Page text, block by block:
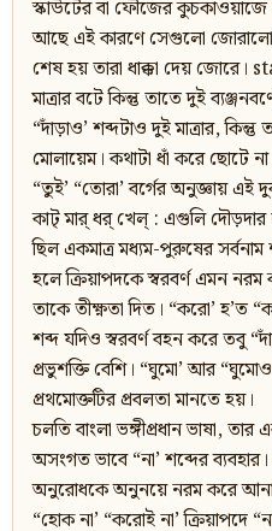
স্কাউটের বা ফৌজের
আছে এই কারণে সেগুলো জোরালো
শেষ হয় তারা ধাক্কা দেয়
মাত্রার বটে কিন্তু তাতে দুই
“দাঁড়াও’ শব্দটাও দুই মাত্রার,
মোলায়েম। কথাটা ধাঁ করে ছোটে
“তুই’ “তোরা’ বর্গের অনুজ্ঞায়
কাট্‌ মার্‌ ধর্‌ খেল্‌ : এগুলি দৌড়দার
ছিল একমাত্র মধ্যম-পুরুষের
হলে ক্রিয়াপদকে স্বরবর্ণ এমন নরম
তাকে তীক্ষ্ণতা দিত। “করো’ হ’ত
শব্দ যদিও স্বরবর্ণ বহন করে তবু
প্রভুশক্তি বেশি। “ঘুমো’ আর
প্রথমোক্তটির প্রবলতা মানতে হয়।
চলতি বাংলা ভঙ্গীপ্রধান ভাষা,
অসংগত ভাবে “না’ শব্দের
অনুরোধকে অনুনয়ে নরম করে
“হোক না’ “করোই না’ ক্রিয়াপদে